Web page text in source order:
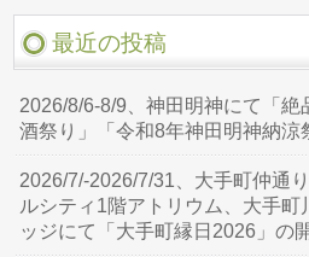
最近の投稿
2026/8/6-8/9、神田明神にて「
酒祭り」「令和8年神田明神納涼
2026/7/-2026/7/31、大手町仲通
ルシティ1階アトリウム、大手町
ッジにて「大手町縁日2026」の